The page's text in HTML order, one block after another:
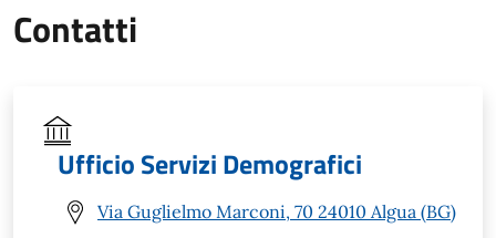
Contatti
Ufficio Servizi Demografici
Via Guglielmo Marconi, 70 24010 Algua (BG)